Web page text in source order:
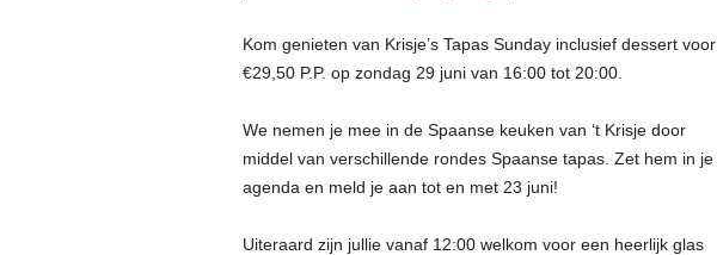
Kom genieten van Krisje’s Tapas Sunday inclusief dessert voor
€29,50 P.P. op zondag 29 juni van 16:00 tot 20:00.
We nemen je mee in de Spaanse keuken van ‘t Krisje door
middel van verschillende rondes Spaanse tapas. Zet hem in je
agenda en meld je aan tot en met 23 juni!
Uiteraard zijn jullie vanaf 12:00 welkom voor een heerlijk glas